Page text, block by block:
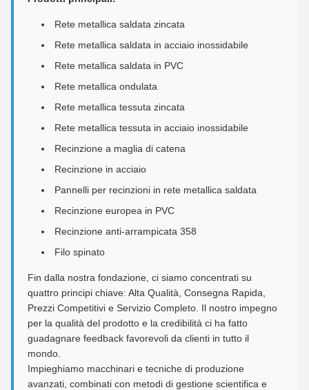
Rete metallica saldata zincata
Rete metallica saldata in acciaio inossidabile
Rete metallica saldata in PVC
Rete metallica ondulata
Rete metallica tessuta zincata
Rete metallica tessuta in acciaio inossidabile
Recinzione a maglia di catena
Recinzione in acciaio
Pannelli per recinzioni in rete metallica saldata
Recinzione europea in PVC
Recinzione anti-arrampicata 358
Filo spinato
Fin dalla nostra fondazione, ci siamo concentrati su
quattro principi chiave: Alta Qualità, Consegna Rapida,
Prezzi Competitivi e Servizio Completo. Il nostro impegno
per la qualità del prodotto e la credibilità ci ha fatto
guadagnare feedback favorevoli da clienti in tutto il
mondo.
Impieghiamo macchinari e tecniche di produzione
avanzati, combinati con metodi di gestione scientifica e